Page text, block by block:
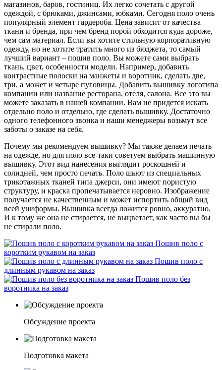
магазинов, баров, гостиниц. Их легко сочетать с другой
одеждой, с брюками, джинсами, юбками. Сегодня поло очень
популярный элемент гардероба. Цена зависит от качества
ткани и бренда, при чем бренд порой обходится куда дороже,
чем сам материал. Если вы хотите стильную корпоративную
одежду, но не хотите тратить много из бюджета, то самый
лучший вариант – пошив поло. Вы можете сами выбрать
ткань, цвет, особенности модели. Например, добавить
контрастные полоски на манжеты и воротник, сделать две,
три, а может и четыре пуговицы. Добавить вышивку логотипа
компании или название ресторана, отеля, салона. Все это вы
можете заказать в нашей компании. Вам не придется искать
отдельно поло и отдельно, где сделать вышивку. Достаточно
одного телефонного звонка и наши менеджеры возьмут все
заботы о заказе на себя.
Почему мы рекомендуем вышивку? Мы также делаем печать
на одежде, но для поло все-таки советуем выбрать машинную
вышивку. Этот вид нанесения выглядит роскошней и
солидней, чем просто печать. Поло шьют из специальных
трикотажных тканей типа джерси, они имеют пористую
структуру, и краска пропечатывается неровно. Изображение
получается не качественным и может испортить общий вид
всей униформы. Вышивка всегда ложится ровно, аккуратно.
И к тому же она не стирается, не выцветает, как часто вы бы
не стирали поло.
Пошив поло с
коротким рукавом на заказ
Пошив поло с
длинным рукавом на заказ
Пошив поло без
воротника на заказ
Обсуждение проекта
Подготовка макета